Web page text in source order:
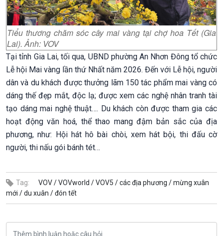
Tiểu thương chăm sóc cây mai vàng tại chợ hoa Tết (Gia
Lai). Ảnh: VOV
Tại tỉnh Gia Lai, tối qua, UBND phường An Nhơn Đông tổ chức
Lễ hội Mai vàng lần thứ Nhất năm 2026. Đến với Lễ hội, người
dân và du khách được thưởng lãm 150 tác phẩm mai vàng có
dáng thế đẹp mắt, độc lạ; được xem các nghệ nhân tranh tài
tạo dáng mai nghệ thuật…. Du khách còn được tham gia các
hoạt động văn hoá, thể thao mang đậm bản sắc của địa
phương, như: Hội hát hô bài chòi, xem hát bội, thi đấu cờ
người, thi nấu gói bánh tét…
Tag: VOV /VOVworld /VOV5 /các địa phương /mừng xuân
mới /du xuân /đón tết